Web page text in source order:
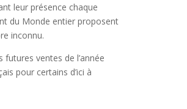
leur présence chaque
du Monde entier proposent
inconnu.
ventes de l’année
pour certains d’ici à